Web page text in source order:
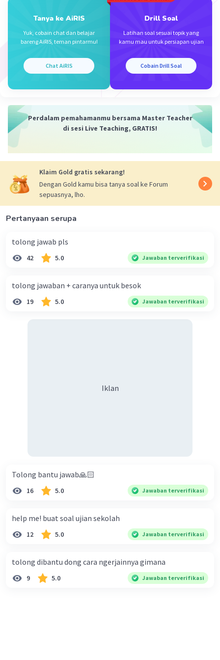
Tanya ke AiRIS
Yuk, cobain chat dan belajar
bareng AiRIS, teman pintarmu!
Chat AiRIS
Drill Soal
Latihan soal sesuai topik yang
kamu mau untuk persiapan ujian
Cobain Drill Soal
Perdalam pemahamanmu bersama Master Teacher
di sesi Live Teaching, GRATIS!
Klaim Gold gratis sekarang!
Dengan Gold kamu bisa tanya soal ke Forum
sepuasnya, lho.
Pertanyaan serupa
tolong jawab pls
42 5.0 Jawaban terverifikasi
tolong jawaban + caranya untuk besok
19 5.0 Jawaban terverifikasi
Iklan
Tolong bantu jawab🙏🏻
16 5.0 Jawaban terverifikasi
help me! buat soal ujian sekolah
12 5.0 Jawaban terverifikasi
tolong dibantu dong cara ngerjainnya gimana
9 5.0 Jawaban terverifikasi